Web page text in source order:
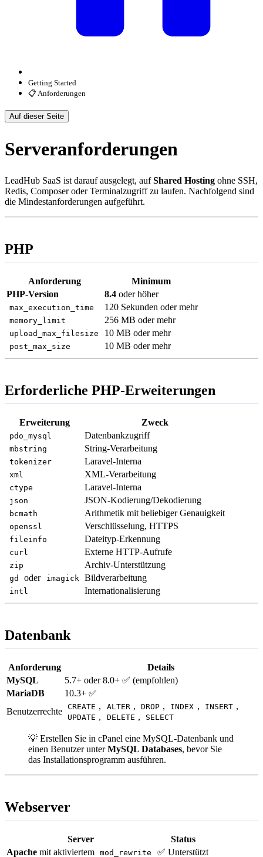
Getting Started
📋 Anforderungen
Auf dieser Seite
Serveranforderungen
LeadHub SaaS ist darauf ausgelegt, aufShared Hosting ohne SSH,
Redis, Composer oder Terminalzugriff zu laufen. Nachfolgend sind
die Mindestanforderungen aufgeführt.
PHP
Anforderung
Minimum
PHP-Version
8.4 oder höher
max_execution_time 120 Sekunden oder mehr
memory_limit 256 MB oder mehr
upload_max_filesize 10 MB oder mehr
post_max_size 10 MB oder mehr
Erforderliche PHP-Erweiterungen
Erweiterung Zweck
pdo_mysql Datenbankzugriff
mbstring String-Verarbeitung
tokenizer Laravel-Interna
xml XML-Verarbeitung
ctype Laravel-Interna
json JSON-Kodierung/Dekodierung
bcmath Arithmetik mit beliebiger Genauigkeit
openssl Verschlüsselung, HTTPS
fileinfo Dateityp-Erkennung
curl Externe HTTP-Aufrufe
zip Archiv-Unterstützung
gd oder imagick Bildverarbeitung
intl Internationalisierung
Datenbank
Anforderung
Details
MySQL
5.7+ oder 8.0+ ✅ (empfohlen)
MariaDB
10.3+ ✅
Benutzerrechte
CREATE , ALTER , DROP , INDEX , INSERT ,
UPDATE , DELETE , SELECT
💡 Erstellen Sie in cPanel eine MySQL-Datenbank und
einen Benutzer unterMySQL Databases, bevor Sie
das Installationsprogramm ausführen.
Webserver
Server
Status
Apache mit aktiviertem mod_rewrite ✅ Unterstützt